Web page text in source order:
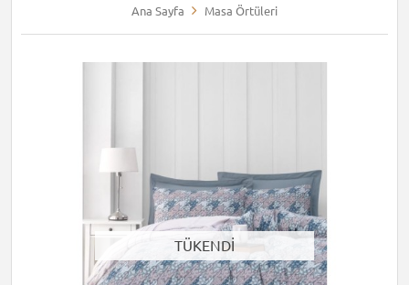
Ana Sayfa Masa Örtüleri
TÜKENDİ